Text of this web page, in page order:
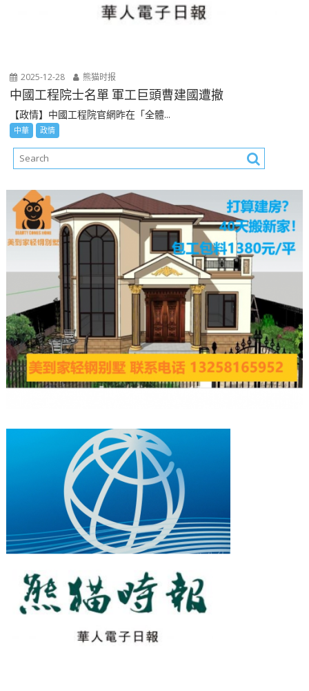
2025-12-28 熊猫时报
中國工程院士名單 軍工巨頭曹建國遭撤
【政情】中國工程院官網昨在「全體...
中華 政情